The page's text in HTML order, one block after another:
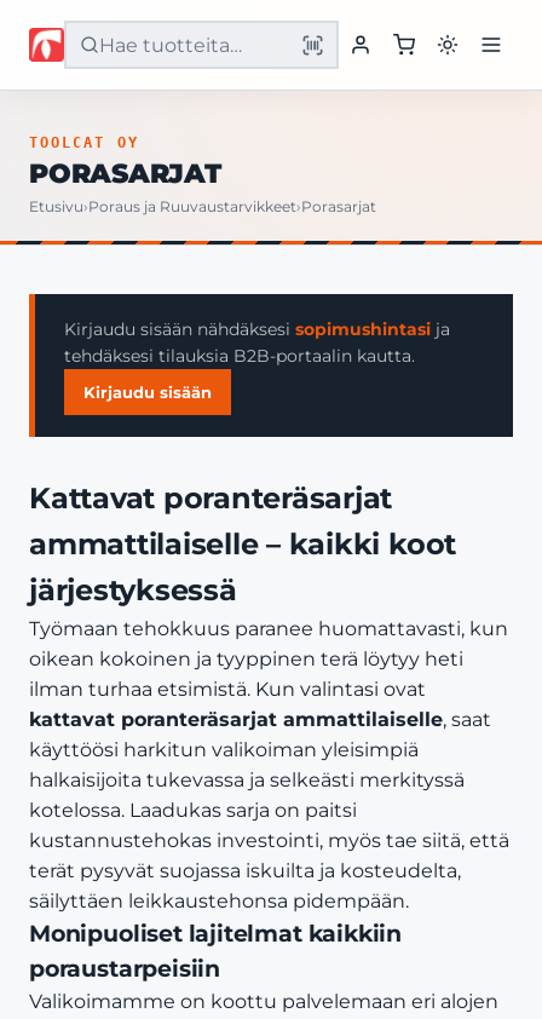
Etusivu
Yritys
Yhteystiedot
TOOLCAT OY
PORASARJAT
Etusivu›Poraus ja Ruuvaustarvikkeet›Porasarjat
Kirjaudu sisään nähdäksesi sopimushintasi ja
tehdäksesi tilauksia B2B-portaalin kautta.
Kirjaudu sisään
Kattavat poranteräsarjat
ammattilaiselle – kaikki koot
järjestyksessä
Työmaan tehokkuus paranee huomattavasti, kun
oikean kokoinen ja tyyppinen terä löytyy heti
ilman turhaa etsimistä. Kun valintasi ovat
kattavat poranteräsarjat ammattilaiselle, saat
käyttöösi harkitun valikoiman yleisimpiä
halkaisijoita tukevassa ja selkeästi merkityssä
kotelossa. Laadukas sarja on paitsi
kustannustehokas investointi, myös tae siitä, että
terät pysyvät suojassa iskuilta ja kosteudelta,
säilyttäen leikkaustehonsa pidempään.
Monipuoliset lajitelmat kaikkiin
poraustarpeisiin
Valikoimamme on koottu palvelemaan eri alojen